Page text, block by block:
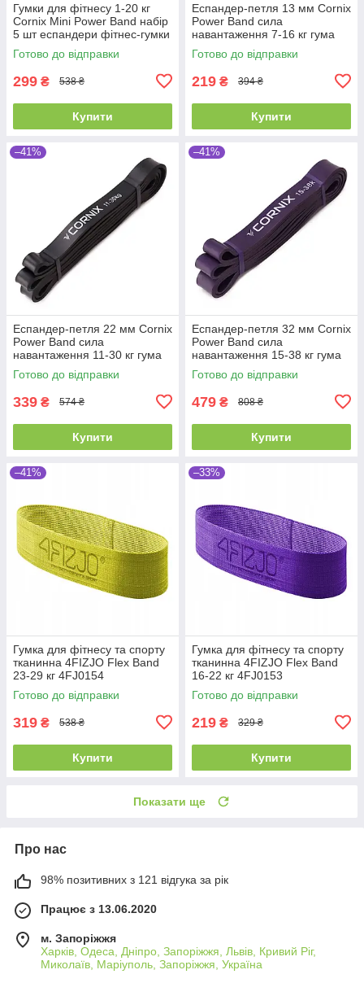
Гумки для фітнесу 1-20 кг
Cornix Mini Power Band набір
5 шт еспандери фітнес-гумки
стрічкові
Готово до відправки
299 ₴ 538 ₴
Купити
Еспандер-петля 13 мм Cornix
Power Band сила
навантаження 7-16 кг гума
для фітнесу спорту
Готово до відправки
219 ₴ 394 ₴
Купити
–41%
Еспандер-петля 22 мм Cornix
Power Band сила
навантаження 11-30 кг гума
для фітнесу спорту
Готово до відправки
339 ₴ 574 ₴
Купити
–41%
Еспандер-петля 32 мм Cornix
Power Band сила
навантаження 15-38 кг гума
для фітнесу та спорту
Готово до відправки
479 ₴ 808 ₴
Купити
–41%
Гумка для фітнесу та спорту
тканинна 4FIZJO Flex Band
23-29 кг 4FJ0154
Готово до відправки
319 ₴ 538 ₴
Купити
–33%
Гумка для фітнесу та спорту
тканинна 4FIZJO Flex Band
16-22 кг 4FJ0153
Готово до відправки
219 ₴ 329 ₴
Купити
Показати ще
Про нас
98% позитивних з 121 відгука за рік
Працює з 13.06.2020
м. Запоріжжя
Харків, Одеса, Дніпро, Запоріжжя, Львів, Кривий Ріг,
Миколаїв, Маріуполь, Запоріжжя, Україна